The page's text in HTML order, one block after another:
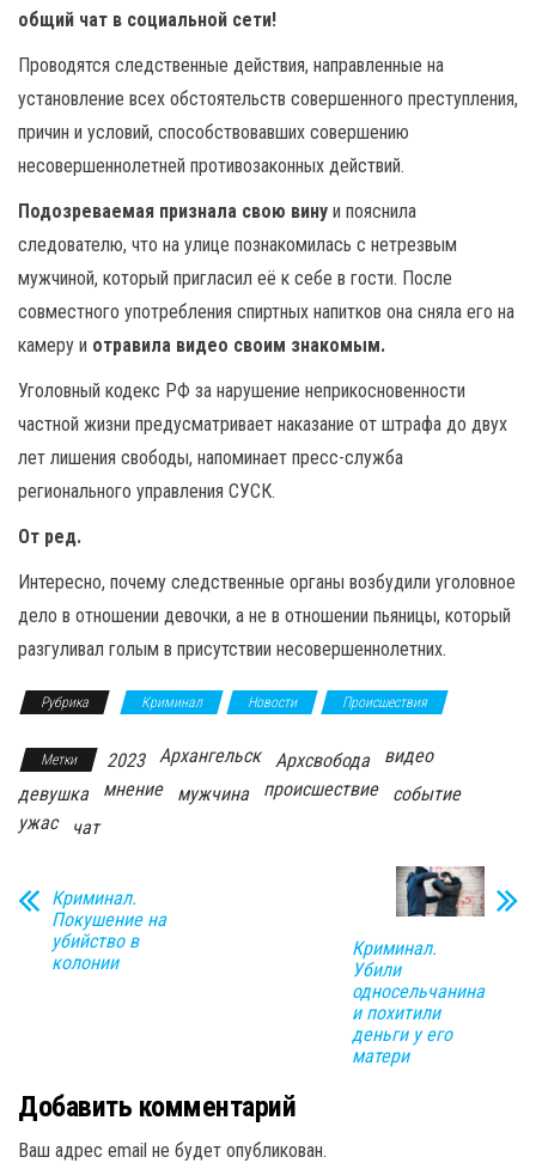
общий чат в социальной сети!
Проводятся следственные действия, направленные на
установление всех обстоятельств совершенного преступления,
причин и условий, способствовавших совершению
несовершеннолетней противозаконных действий.
Подозреваемая признала свою вину и пояснила
следователю, что на улице познакомилась с нетрезвым
мужчиной, который пригласил её к себе в гости. После
совместного употребления спиртных напитков она сняла его на
камеру и отравила видео своим знакомым.
Уголовный кодекс РФ за нарушение неприкосновенности
частной жизни предусматривает наказание от штрафа до двух
лет лишения свободы, напоминает пресс-служба
регионального управления СУСК.
От ред.
Интересно, почему следственные органы возбудили уголовное
дело в отношении девочки, а не в отношении пьяницы, который
разгуливал голым в присутствии несовершеннолетних.
Рубрика Криминал Новости Происшествия
Метки 2023 Архангельск Архсвобода
видео
девушка
мнение мужчина происшествие
событие
ужас
чат
Криминал.
Покушение на
убийство в
колонии
Криминал.
Убили
односельчанина
и похитили
деньги у его
матери
Добавить комментарий
Ваш адрес email не будет опубликован.